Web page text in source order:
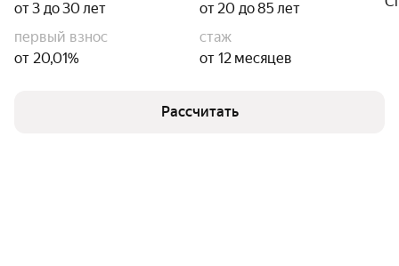
от 3 до 30 лет
от 20 до 85 лет
первый взнос
от 20,01%
стаж
от 12 месяцев
Рассчитать